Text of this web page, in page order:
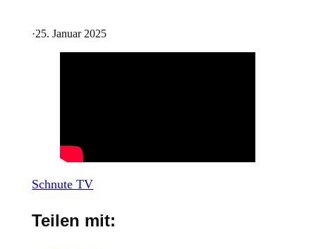
·25. Januar 2025
Schnute TV
Teilen mit: